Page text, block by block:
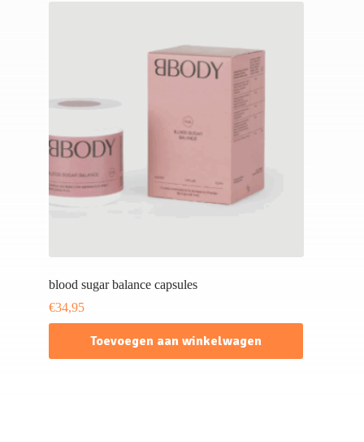
blood sugar balance capsules
€34,95
Toevoegen aan winkelwagen